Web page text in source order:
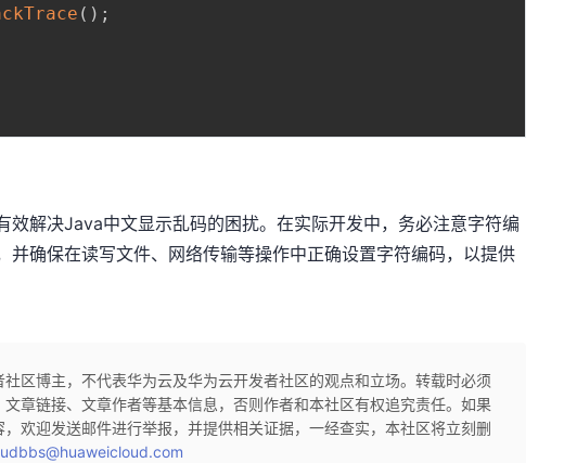
( ) ;
效解决Java中文显示乱码的困扰。在实际开发中，务必注意字符编
并确保在读写文件、网络传输等操作中正确设置字符编码，以提供
社区博主，不代表华为云及华为云开发者社区的观点和立场。转载时必须
章链接、文章作者等基本信息，否则作者和本社区有权追究责任。如果
欢迎发送邮件进行举报，并提供相关证据，一经查实，本社区将立刻删